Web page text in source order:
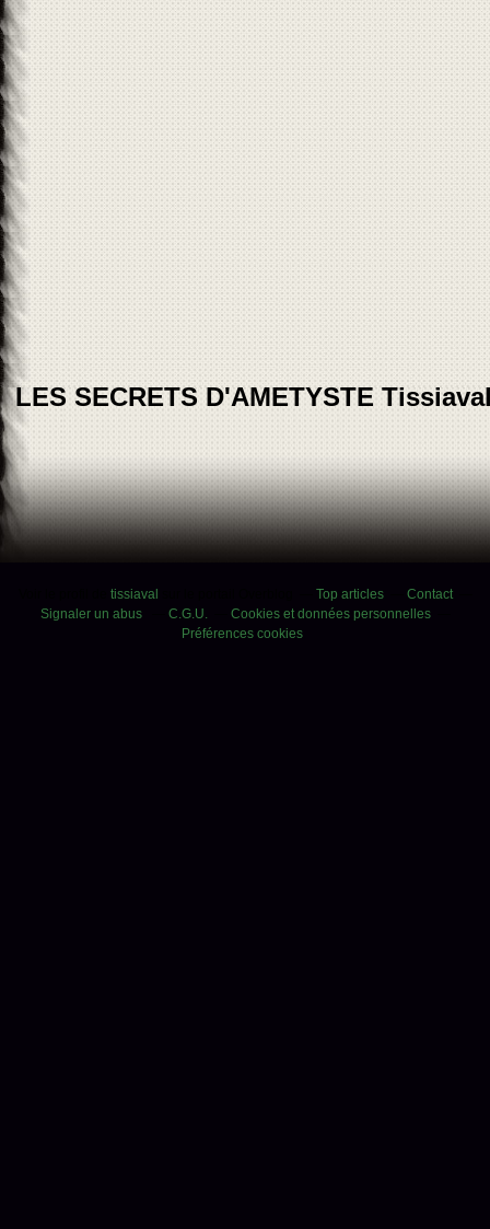
LES SECRETS D'AMETYSTE
tissiaval Top articles
Contact
Signaler un abus
C.G.U.
Cookies et données personnelles
Préférences cookies